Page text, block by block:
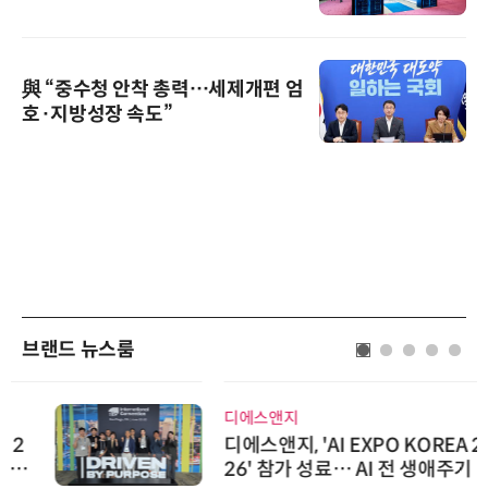
與 “중수청 안착 총력…세제개편 엄
호·지방성장 속도”
브랜드 뉴스룸
디에스앤지
디에스앤지, 'AI EXPO KOREA 20
26' 참가 성료… AI 전 생애주기 아